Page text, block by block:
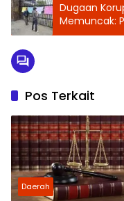
‎Dugaan
Memuncak:
Aparat,
Pos Terkait
Daerah